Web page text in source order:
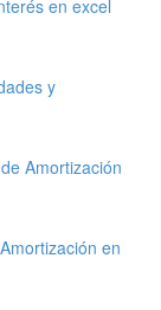
en excel
y
Amortización
en